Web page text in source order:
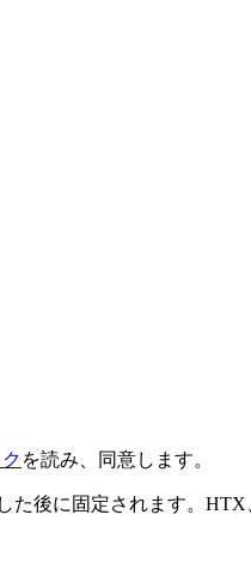
を読み、同意します。
た後に固定されます。